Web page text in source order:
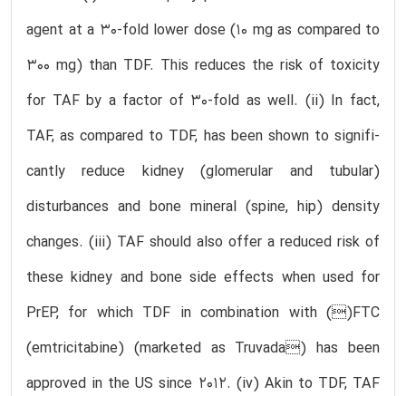
agent at a 30-fold lower dose (10 mg as compared to
300 mg) than TDF. This reduces the risk of toxicity
for TAF by a factor of 30-fold as well. (ii) In fact,
TAF, as compared to TDF, has been shown to signifi-
cantly reduce kidney (glomerular and tubular)
disturbances and bone mineral (spine, hip) density
changes. (iii) TAF should also offer a reduced risk of
these kidney and bone side effects when used for
PrEP, for which TDF in combination with ()FTC
(emtricitabine) (marketed as Truvada) has been
approved in the US since 2012. (iv) Akin to TDF, TAF